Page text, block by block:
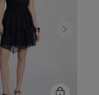
Next